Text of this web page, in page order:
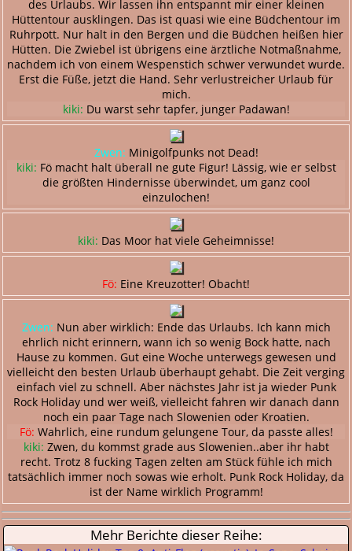
des Urlaubs. Wir lassen ihn entspannt mir einer kleinen
Hüttentour ausklingen. Das ist quasi wie eine Büdchentour im
Ruhrpott. Nur halt in den Bergen und die Büdchen heißen hier
Hütten. Die Zwiebel ist übrigens eine ärztliche Notmaßnahme,
nachdem ich von einem Wespenstich schwer verwundet wurde.
Erst die Füße, jetzt die Hand. Sehr verlustreicher Urlaub für
mich.
kiki: Du warst sehr tapfer, junger Padawan!
Zwen: Minigolfpunks not Dead!
kiki: Fö macht halt überall ne gute Figur! Lässig, wie er selbst
die größten Hindernisse überwindet, um ganz cool
einzulochen!
kiki: Das Moor hat viele Geheimnisse!
Fö: Eine Kreuzotter! Obacht!
Zwen: Nun aber wirklich: Ende das Urlaubs. Ich kann mich
ehrlich nicht erinnern, wann ich so wenig Bock hatte, nach
Hause zu kommen. Gut eine Woche unterwegs gewesen und
vielleicht den besten Urlaub überhaupt gehabt. Die Zeit verging
einfach viel zu schnell. Aber nächstes Jahr ist ja wieder Punk
Rock Holiday und wer weiß, vielleicht fahren wir danach dann
noch ein paar Tage nach Slowenien oder Kroatien.
Fö: Wahrlich, eine rundum gelungene Tour, da passte alles!
kiki: Zwen, du kommst grade aus Slowenien..aber ihr habt
recht. Trotz 8 fucking Tagen zelten am Stück fühle ich mich
tatsächlich immer noch sowas wie erholt. Punk Rock Holiday, da
ist der Name wirklich Programm!
Mehr Berichte dieser Reihe: